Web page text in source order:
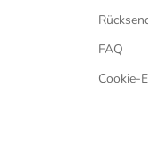
FAQ
Cookie-